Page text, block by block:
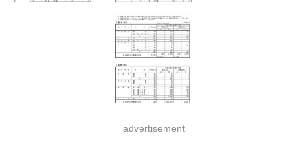
advertisement